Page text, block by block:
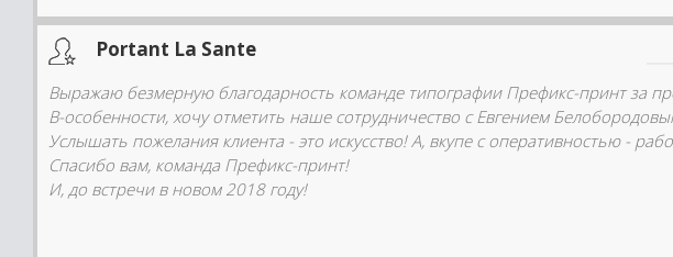
Portant La Sante
Выражаю безмерную благодарность команде типографии Префикс-принт за
В-особенности, хочу отметить наше сотрудничество с Евгением
Услышать пожелания клиента - это искусство! А, вкупе с оперативностью -
Спасибо вам, команда Префикс-принт!
И, до встречи в новом 2018 году!